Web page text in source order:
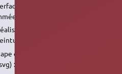
d'animation vectorielle
'Inkview'
des animations 2D,
sur film.
qui permet de faire des
: